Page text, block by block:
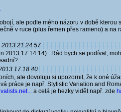
ale podle mého názoru v době kterou
v ruce (plus řemen přes rameno) a
2013 21:24:57
2013 17:14:14) : Rád bych se podíval,
17:18:40
ale dovoluju si upozornit, že k oné
práce je např. Stylistic Variation and
a celá je hezky vidět např. zde